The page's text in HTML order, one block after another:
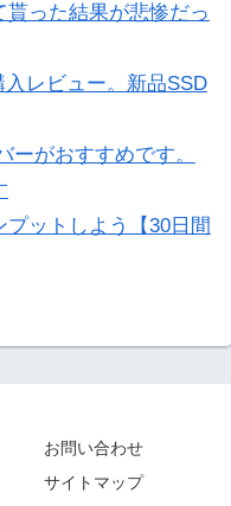
貰った結果が悲惨だっ
レビュー。新品SSD
ーがおすすめです。
ットしよう【30日間
お問い合わせ
サイトマップ